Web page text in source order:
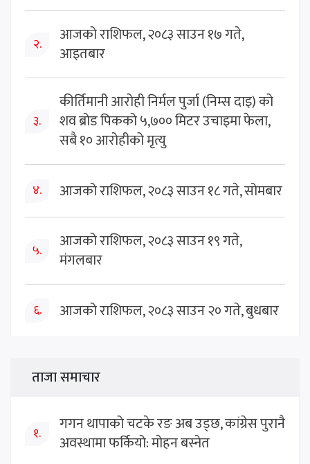
२.
आजको राशिफल, २०८३ साउन १७ गते,
आइतबार
३.
कीर्तिमानी आरोही निर्मल पुर्जा (निम्स दाइ) को
शव ब्रोड पिकको ५,७०० मिटर उचाइमा फेला,
सबै १० आरोहीको मृत्यु
४. आजको राशिफल, २०८३ साउन १८ गते, सोमबार
५.
आजको राशिफल, २०८३ साउन १९ गते,
मंगलबार
६. आजको राशिफल, २०८३ साउन २० गते, बुधबार
ताजा समाचार
१.
गगन थापाको चटके रङ अब उड्छ, कांग्रेस पुरानै
अवस्थामा फर्कियो: मोहन बस्नेत